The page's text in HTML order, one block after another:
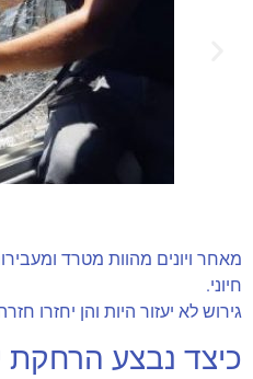
מאחר ויונים מהוות מטרד
חיוני.
גירוש לא יעזור היות והן יחזרו
כיצד נבצע הרחקת